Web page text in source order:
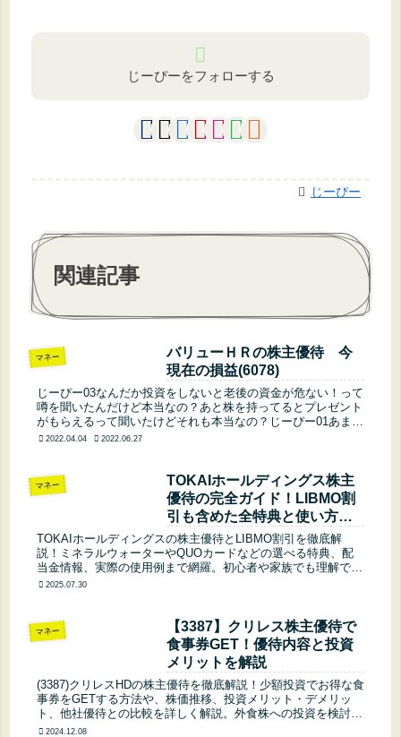
じーぴーをフォローする
じーぴー
関連記事
マネー
バリューＨＲの株主優待 今
現在の損益(6078)
じーぴー03なんだか投資をしないと老後の資金が危ない！って
噂を聞いたんだけど本当なの？あと株を持ってるとプレゼント
がもらえるって聞いたけどそれも本当なの？じーぴー01あまり
噂に踊らされてはいけないけど投資をするのは悪くないよ。株
2022.04.04 2022.06.27
マネー
TOKAIホールディングス株主
優待の完全ガイド！LIBMO割
引も含めた全特典と使い方を
徹底解説 初心者や家族で楽し
めるお得な優待内容をわかり
やすく紹介
TOKAIホールディングスの株主優待とLIBMO割引を徹底解
説！ミネラルウォーターやQUOカードなどの選べる特典、配
当金情報、実際の使用例まで網羅。初心者や家族でも理解でき
る優待活用法を紹介します。株式投資の楽しさとお得さを実感
2025.07.30
マネー
【3387】クリレス株主優待で
食事券GET！優待内容と投資
メリットを解説
(3387)クリレスHDの株主優待を徹底解説！少額投資でお得な食
事券をGETする方法や、株価推移、投資メリット・デメリッ
ト、他社優待との比較を詳しく解説。外食株への投資を検討中
の方必見！
2024.12.08